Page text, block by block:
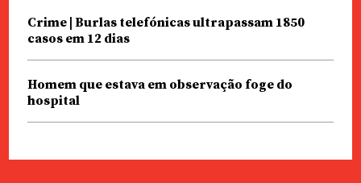
Crime | Burlas telefónicas ultrapassam 1850
casos em 12 dias
Homem que estava em observação foge do
hospital